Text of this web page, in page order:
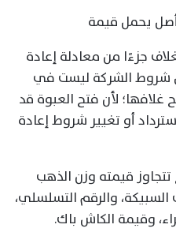
يحمل قيمة
جزءًا من معادلة إعادة
شروط الشركة ليست في
لأن فتح العبوة قد
أو تغيير شروط إعادة
قيمته وزن الذهب
السبيكة، والرقم التسلسلي،
وقيمة الكاش باك.